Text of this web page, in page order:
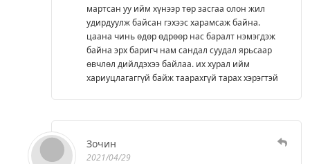
мартсан уу ийм хүнээр төр засгаа олон жил
удирдуулж байсан гэхээс харамсаж байна.
цаана чинь өдөр өдрөөр нас баралт нэмэгдэж
байна эрх баригч нам сандал суудал ярьсаар
өвчлөл дийлдэхээ байлаа. их хурал ийм
хариуцлагаггүй байж таарахгүй тарах хэрэгтэй
Зочин
2021/04/29